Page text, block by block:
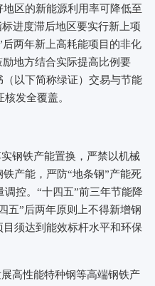
区的新能源利用率可降低至
进度滞后地区要实行新上项
两年新上高耗能项目的非化
地方结合实际提高比例要
以下简称绿证）交易与节能
发全覆盖。
钢铁产能置换，严禁以机械
产能，严防“地条钢”产能死
控。“十四五”前三年节能降
五”后两年原则上不得新增钢
须达到能效标杆水平和环保
高性能特种钢等高端钢铁产